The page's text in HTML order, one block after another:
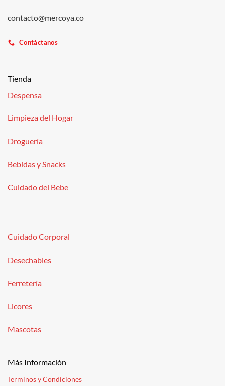
contacto@mercoya.co
Contáctanos
Tienda
Despensa
Limpieza del Hogar
Droguería
Bebidas y Snacks
Cuidado del Bebe
Cuidado Corporal
Desechables
Ferretería
Licores
Mascotas
Más Información
Terminos y Condiciones